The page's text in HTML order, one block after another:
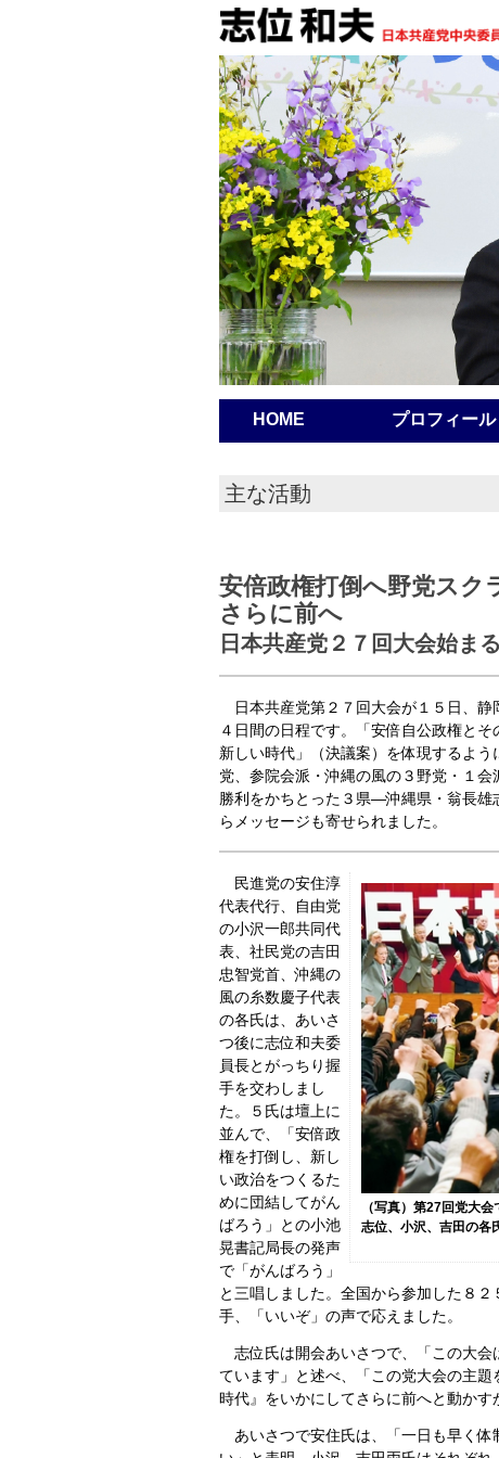
HOME プロフィール
主な活動
安倍政権打倒へ野党スク
さらに前へ
日本共産党２７回大会始
日本共産党第２７回大会が１５日、静
４日間の日程です。「安倍自公政権と
新しい時代」（決議案）を体現するよ
党、参院会派・沖縄の風の３野党・１
勝利をかちとった３県―沖縄県・翁長雄
らメッセージも寄せられました。
（写真）第27回党大
志位、小沢、吉田の各
民進党の安住淳
代表代行、自由党
の小沢一郎共同代
表、社民党の吉田
忠智党首、沖縄の
風の糸数慶子代表
の各氏は、あいさ
つ後に志位和夫委
員長とがっちり握
手を交わしまし
た。５氏は壇上に
並んで、「安倍政
権を打倒し、新し
い政治をつくるた
めに団結してがん
ばろう」との小池
晃書記局長の発声
で「がんばろう」
と三唱しました。全国から参加した８
手、「いいぞ」の声で応えました。
志位氏は開会あいさつで、「この大会
ています」と述べ、「この党大会の主
時代』をいかにしてさらに前へと動かす
あいさつで安住氏は、「一日も早く体